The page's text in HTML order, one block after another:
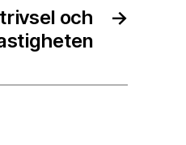
→
och